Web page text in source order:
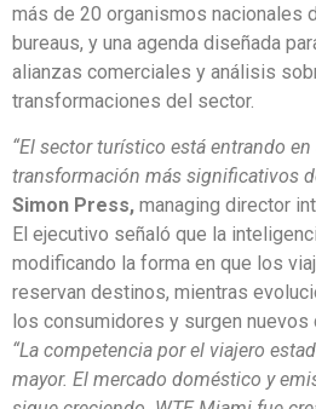
más de 20 organismos nacionales
bureaus, y una agenda diseñada
alianzas comerciales y análisis
transformaciones del sector.
“El sector turístico está entrando
transformación más significativos
Simon Press, managing director
El ejecutivo señaló que la
modificando la forma en que los
reservan destinos, mientras
los consumidores y surgen
“La competencia por el viajero
mayor. El mercado doméstico y